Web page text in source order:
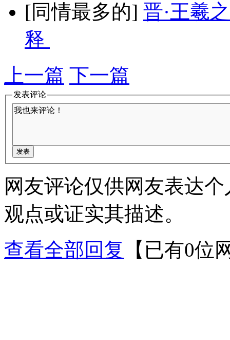
[同情最多的] 晋·王羲
释
上一篇 下一篇
发表评论
网友评论仅供网友表达
观点或证实其描述。
查看全部回复
【已有0位